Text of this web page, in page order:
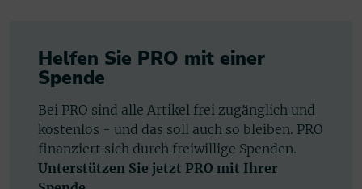
Helfen Sie PRO mit einer
Spende
Bei PRO sind alle Artikel frei zugänglich und
kostenlos - und das soll auch so bleiben. PRO
finanziert sich durch freiwillige Spenden.
Unterstützen Sie jetzt PRO mit Ihrer